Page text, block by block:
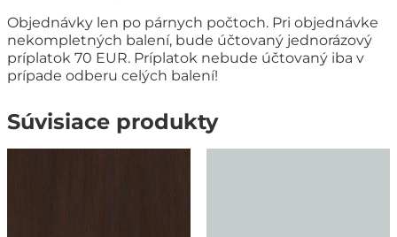
Objednávky len po párnych počtoch. Pri objednávke
nekompletných balení, bude účtovaný jednorázový
príplatok 70 EUR. Príplatok nebude účtovaný iba v
prípade odberu celých balení!
Súvisiace produkty